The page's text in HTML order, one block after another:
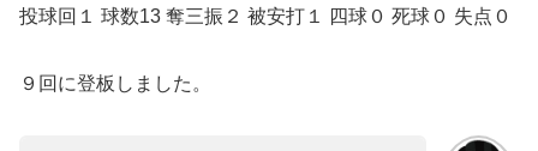
投球回１ 球数13 奪三振２ 被安打１ 四球０ 死球０ 失点０
９回に登板しました。